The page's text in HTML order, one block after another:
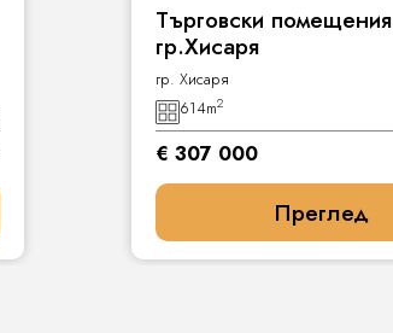
Търговски помещения
гр.Хисаря
гр. Хисаря
614m2
€ 307 000
Преглед